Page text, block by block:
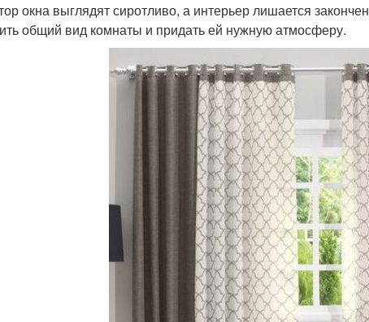
окна выглядят сиротливо, а интерьер лишается
общий вид комнаты и придать ей нужную атмосферу.